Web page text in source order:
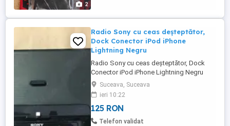
2
Radio Sony cu ceas deşteptător,
Dock Conector iPod iPhone
Lightning Negru
Radio Sony cu ceas deşteptător, Dock
Conector iPod iPhone Lightning Negru
Model Sony ICF-DS15iPN Functioneaza
perfect, o liniuta de la afisaj este un pic
mai stearsa
Suceava, Suceava
ieri 10:22
125 RON
Telefon validat